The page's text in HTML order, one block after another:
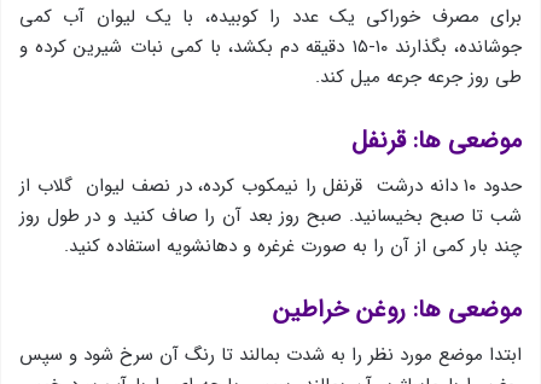
برای مصرف خوراکی یك عدد را كوبیده، با یك لیوان آب كمی
جوشانده، بگذارند ١٠-١٥ دقیقه دم بكشد، با كمی نبات شیرین كرده و
طی روز جرعه جرعه میل كند.
موضعی ها: قرنفل
حدود ۱۰ دانه درشت قرنفل را نیمکوب کرده، در نصف لیوان گلاب از
شب تا صبح بخیسانید. صبح روز بعد آن را صاف کنید و در طول روز
چند بار کمی از آن را به صورت غرغره و دهانشویه استفاده کنید.
موضعی ها: روغن خراطین
ابتدا موضع مورد نظر را به شدت بمالند تا رنگ آن سرخ شود و سپس